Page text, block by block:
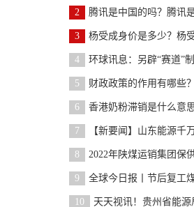
2 腾讯是中国的吗？腾讯
3 杨受成身价是多少？杨
4 环球讯息：另辟“赛道”
5 财政政策的作用有哪些？稳
6 香港奶粉滞销是什么意
7 【新要闻】山东能源千万
8 2022年陕煤运销集团保供“
9 全球今日报丨节后复工煤炭
10 天天视讯！贵州省能源局发